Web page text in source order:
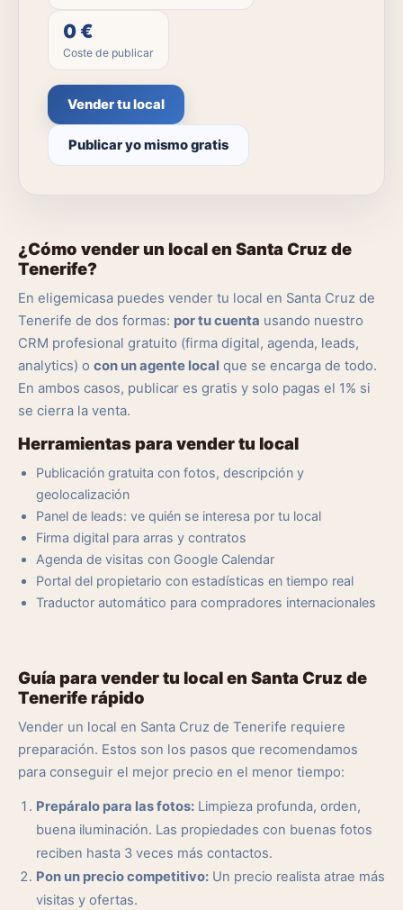
0 €
Coste de publicar
Vender tu local
Publicar yo mismo gratis
¿Cómo vender un local en Santa Cruz de
Tenerife?
En eligemicasa puedes vender tu local en Santa Cruz de
Tenerife de dos formas: por tu cuenta usando nuestro
CRM profesional gratuito (firma digital, agenda, leads,
analytics) o con un agente local que se encarga de todo.
En ambos casos, publicar es gratis y solo pagas el 1% si
se cierra la venta.
Herramientas para vender tu local
Publicación gratuita con fotos, descripción y
geolocalización
Panel de leads: ve quién se interesa por tu local
Firma digital para arras y contratos
Agenda de visitas con Google Calendar
Portal del propietario con estadísticas en tiempo real
Traductor automático para compradores internacionales
Guía para vender tu local en Santa Cruz de
Tenerife rápido
Vender un local en Santa Cruz de Tenerife requiere
preparación. Estos son los pasos que recomendamos
para conseguir el mejor precio en el menor tiempo:
Prepáralo para las fotos: Limpieza profunda, orden,
buena iluminación. Las propiedades con buenas fotos
reciben hasta 3 veces más contactos.
Pon un precio competitivo: Un precio realista atrae más
visitas y ofertas.